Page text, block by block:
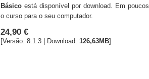
Básicoestá disponível por download. Em
o curso para o seu computador.
24,90 €
[Versão: 8.1.3 | Download: 126,63MB]